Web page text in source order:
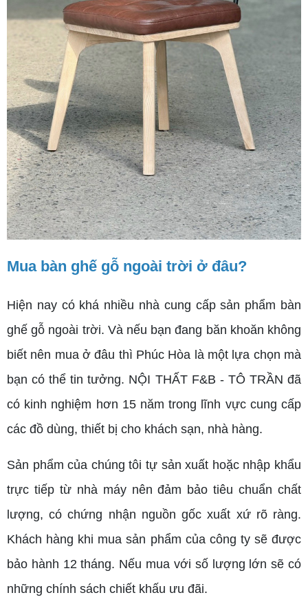
Mua bàn ghế gỗ ngoài trời ở đâu?
Hiện nay có khá nhiều nhà cung cấp sản phẩm bàn
ghế gỗ ngoài trời. Và nếu bạn đang băn khoăn không
biết nên mua ở đâu thì Phúc Hòa là một lựa chọn mà
bạn có thể tin tưởng. NỘI THẤT F&B - TÔ TRẦN đã
có kinh nghiệm hơn 15 năm trong lĩnh vực cung cấp
các đồ dùng, thiết bị cho khách sạn, nhà hàng.
Sản phẩm của chúng tôi tự sản xuất hoặc nhập khẩu
trực tiếp từ nhà máy nên đảm bảo tiêu chuẩn chất
lượng, có chứng nhận nguồn gốc xuất xứ rõ ràng.
Khách hàng khi mua sản phẩm của công ty sẽ được
bảo hành 12 tháng. Nếu mua với số lượng lớn sẽ có
những chính sách chiết khấu ưu đãi.